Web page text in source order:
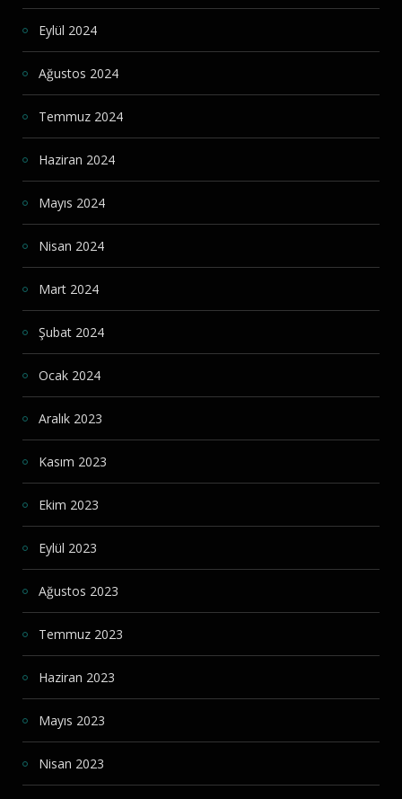
Eylül 2024
Ağustos 2024
Temmuz 2024
Haziran 2024
Mayıs 2024
Nisan 2024
Mart 2024
Şubat 2024
Ocak 2024
Aralık 2023
Kasım 2023
Ekim 2023
Eylül 2023
Ağustos 2023
Temmuz 2023
Haziran 2023
Mayıs 2023
Nisan 2023